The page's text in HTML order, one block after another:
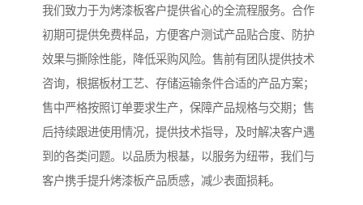
我们致力于为烤漆板客户提供省心的全流程服务。合作
初期可提供免费样品，方便客户测试产品贴合度、防护
效果与撕除性能，降低采购风险。售前有团队提供技术
咨询，根据板材工艺、存储运输条件合适的产品方案；
售中严格按照订单要求生产，保障产品规格与交期；售
后持续跟进使用情况，提供技术指导，及时解决客户遇
到的各类问题。以品质为根基，以服务为纽带，我们与
客户携手提升烤漆板产品质感，减少表面损耗。